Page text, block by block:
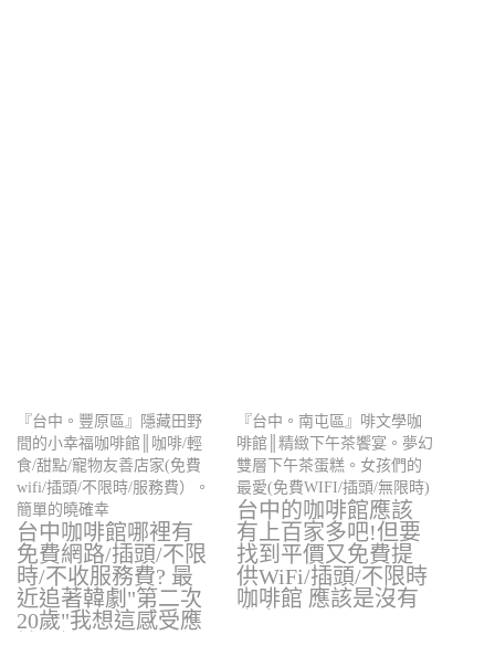
『台中。豐原區』隱藏田野
間的小幸福咖啡館║咖啡/輕
食/甜點/寵物友善店家(免費
wifi/插頭/不限時/服務費）。
簡單的曉確幸
台中咖啡館哪裡有
免費網路/插頭/不限
時/不收服務費? 最
近追著韓劇"第二次
20歲"我想這感受應
『台中。南屯區』啡文學咖
啡館║精緻下午茶饗宴。夢幻
雙層下午茶蛋糕。女孩們的
最愛(免費WIFI/插頭/無限時)
台中的咖啡館應該
有上百家多吧!但要
找到平價又免費提
供WiFi/插頭/不限時
咖啡館 應該是沒有